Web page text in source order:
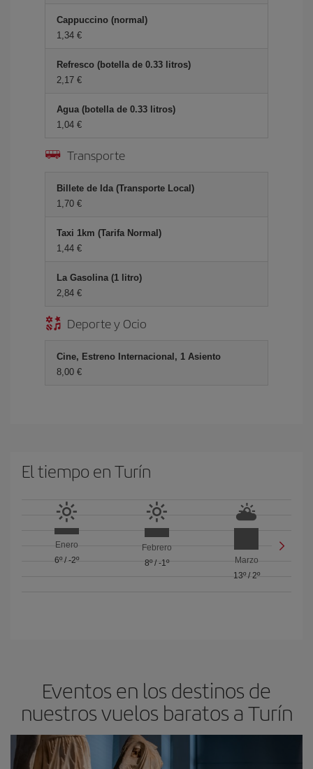
Cappuccino (normal)
1,34 €
Refresco (botella de 0.33 litros)
2,17 €
Agua (botella de 0.33 litros)
1,04 €
Transporte
Billete de Ida (Transporte Local)
1,70 €
Taxi 1km (Tarifa Normal)
1,44 €
La Gasolina (1 litro)
2,84 €
Deporte y Ocio
Cine, Estreno Internacional, 1 Asiento
8,00 €
El tiempo en Turín
Enero
6º/ -2º
Febrero
8º/ -1º
Marzo
13º/ 2º
Eventos en los destinos de
nuestros vuelos baratos a Turín